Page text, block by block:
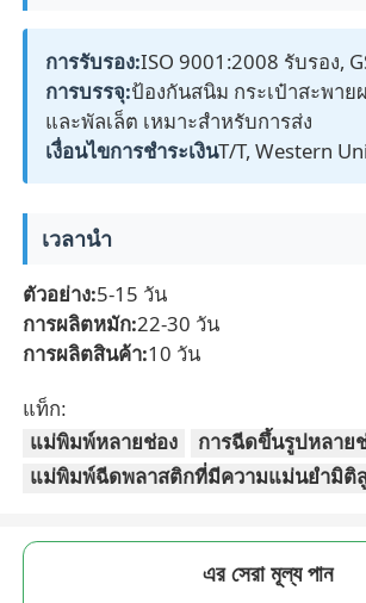
การรับรอง:ISO 9001:2008 รับรอง,
การบรรจุ:ป้องกันสนิม กระเป๋าสะพาย
และพัลเล็ต เหมาะสําหรับการส่ง
เงื่อนไขการชําระเงินT/T, Western
เวลานํา
ตัวอย่าง:5-15 วัน
การผลิตหมัก:22-30 วัน
การผลิตสินค้า:10 วัน
แท็ก:
แม่พิมพ์หลายช่อง
การฉีดขึ้นรูปหลาย
แม่พิมพ์ฉีดพลาสติกที่มีความแม่นยำมิติ
এর সেরা মূল্য পান